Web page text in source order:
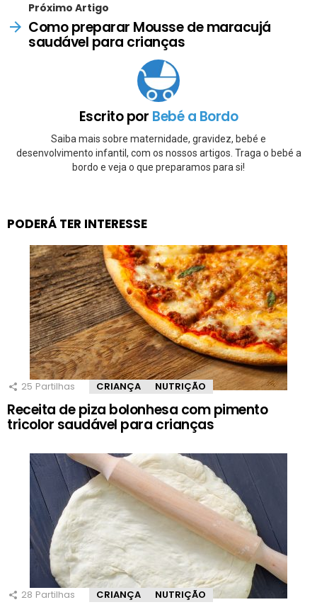
Próximo Artigo
Como preparar Mousse de maracujá
saudável para crianças
Escrito por Bebé a Bordo
Saiba mais sobre maternidade, gravidez, bebé e
desenvolvimento infantil, com os nossos artigos. Traga o bebé a
bordo e veja o que preparamos para si!
PODERÁ TER INTERESSE
25 Partilhas CRIANÇA NUTRIÇÃO
Receita de piza bolonhesa com pimento
tricolor saudável para crianças
28 Partilhas CRIANÇA NUTRIÇÃO